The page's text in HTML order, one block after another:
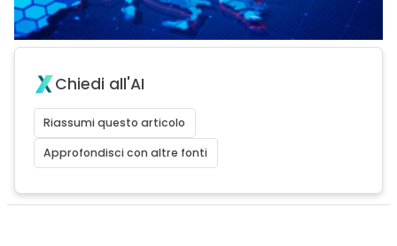
Chiedi all'AI
Riassumi questo articolo
Approfondisci con altre fonti